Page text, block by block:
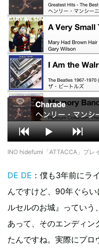
INO hidefumi「ATTACCA」プレ
DE DE ：僕も3年前にラ
んですけど、90年ぐら
ルセルのお城』ってい
あって、そのエンディン
たんですね。実際にプロ